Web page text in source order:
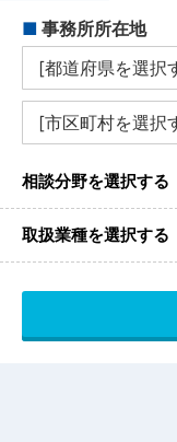
■ 事務所所在地
相談分野を選択する
取扱業種を選択する